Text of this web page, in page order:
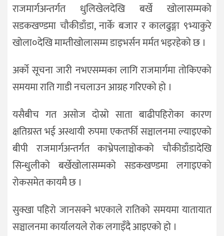
राजमार्गअन्तर्गत धुलिखेलदेखि बर्खे खोलासम्मको
सडकखण्डमा चौकीडाँडा, नार्के बजार र कालढुङ्गा ९भ्याकुरे
खोला०देखि माम्तीखोलासम्म डाइभर्सन मर्मत भइरहेको छ ।
अर्को सूचना जारी नभएसम्मका लागि राजमार्गमा तोकिएको
समयमा राति गाडी नचलाउन आग्रह गरिएको हो ।
यसैबीच गत असोज दोस्रो साता बाढीपहिरोका कारण
क्षतिग्रस्त भई अस्थायी रुपमा एकतर्फी सञ्चालनमा ल्याइएको
बीपी राजमार्गअन्तर्गत काभ्रेपलाञ्चोकको चौकीडाँडादेखि
सिन्धुलीको बर्खेखोलासम्मको सडकखण्डमा लगाइएको
रोकसमेत कायमै छ ।
सुक्खा पहिरो जानसक्ने भएकाले रातिको समयमा यातायात
सञ्चालनमा कार्यालयले रोक लगाइँदै आइएको हो ।